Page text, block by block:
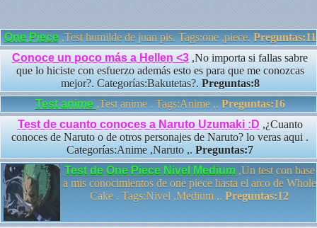
One Piece,Test humilde de juan pis. Tags:one ,piece. Preguntas:11
Conoce un poco más a Hellen <3 ,No importa si fallas sabre
que lo hiciste con esfuerzo además esto es para que me conozcas
mejor?. Categorías:Bakutetas?. Preguntas:8
Test anime ,Test anime . Tags:Anime ,. Preguntas:16
Test de cuanto conoces a Naruto Uzumaki :D ,¿Cuanto
conoces de Naruto o de otros personajes de Naruto? lo veras aqui .
Categorías:Anime ,Naruto ,. Preguntas:7
Test de One Piece Nivel Medium ,Un test con base
a mis conocimientos de one piece hasta el arco de Whole
Cake . Tags:Nivel ,Medium ,. Preguntas:12